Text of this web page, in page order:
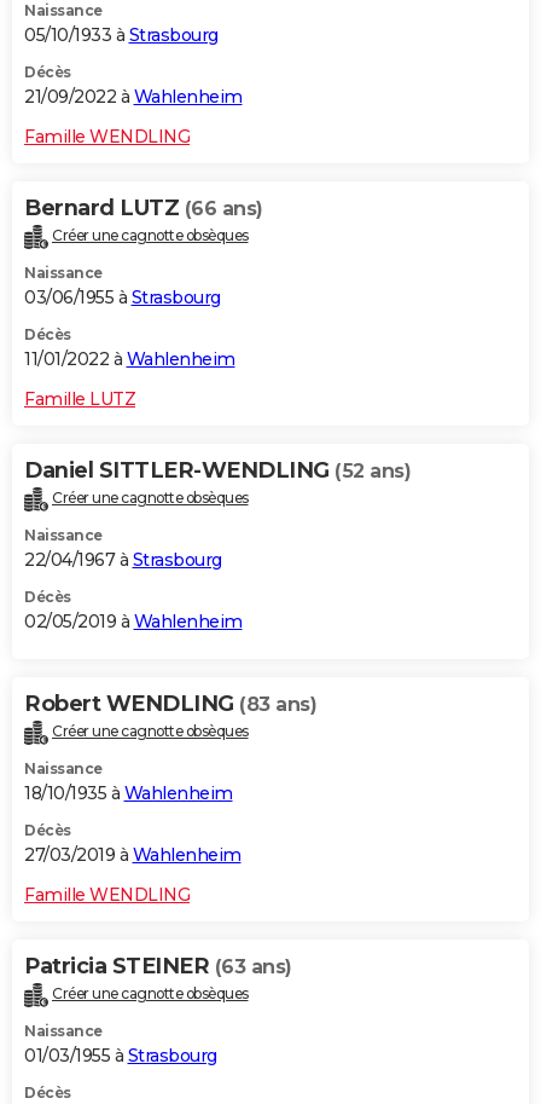
Naissance
05/10/1933 à Strasbourg
Décès
21/09/2022 à Wahlenheim
Famille WENDLING
Bernard LUTZ (66 ans)
Créer une cagnotte obsèques
Naissance
03/06/1955 à Strasbourg
Décès
11/01/2022 à Wahlenheim
Famille LUTZ
Daniel SITTLER-WENDLING (52 ans)
Créer une cagnotte obsèques
Naissance
22/04/1967 à Strasbourg
Décès
02/05/2019 à Wahlenheim
Robert WENDLING (83 ans)
Créer une cagnotte obsèques
Naissance
18/10/1935 à Wahlenheim
Décès
27/03/2019 à Wahlenheim
Famille WENDLING
Patricia STEINER (63 ans)
Créer une cagnotte obsèques
Naissance
01/03/1955 à Strasbourg
Décès